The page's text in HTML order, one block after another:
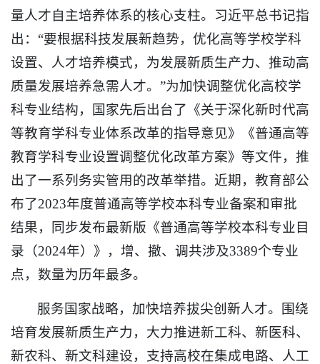
量人才自主培养体系的核心支柱。习近平总书记指
出：“要根据科技发展新趋势，优化高等学校学科
设置、人才培养模式，为发展新质生产力、推动高
质量发展培养急需人才。”为加快调整优化高校学
科专业结构，国家先后出台了《关于深化新时代高
等教育学科专业体系改革的指导意见》《普通高等
教育学科专业设置调整优化改革方案》等文件，推
出了一系列务实管用的改革举措。近期，教育部公
布了2023年度普通高等学校本科专业备案和审批
结果，同步发布最新版《普通高等学校本科专业目
录（2024年）》，增、撤、调共涉及3389个专业
点，数量为历年最多。
服务国家战略，加快培养拔尖创新人才。围绕
培育发展新质生产力，大力推进新工科、新医科、
新农科、新文科建设，支持高校在集成电路、人工